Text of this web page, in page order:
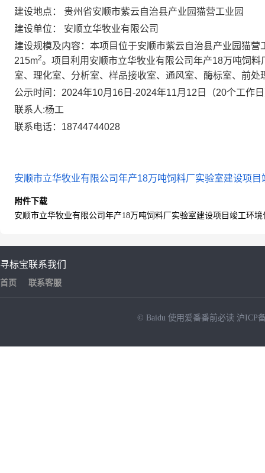
建设地点： 贵州省安顺市紫云自治县产业园猫营工业园
建设单位： 安顺立华牧业有限公司
建设规模及内容：本项目位于安顺市紫云自治县产业园猫
215m2。项目利用安顺市立华牧业有限公司年产18万吨饲
室、理化室、分析室、样品接收室、通风室、酶标室、前处
公示时间：2024年10月16日-2024年11月12日（20个工作
联系人:杨工
联系电话：18744744028
安顺市立华牧业有限公司年产18万吨饲料厂实验室建设项
附件下载
安顺市立华牧业有限公司年产18万吨饲料厂实验室建设项目竣工环
寻标宝
首页
联系我们
联系客服
© Baidu 使用爱番番前必读 沪ICP